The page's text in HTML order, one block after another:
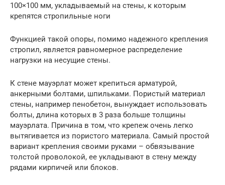
100×100 мм, укладываемый на стены, к которым
крепятся стропильные ноги
Функцией такой опоры, помимо надежного крепления
стропил, является равномерное распределение
нагрузки на несущие стены.
К стене мауэрлат может крепиться арматурой,
анкерными болтами, шпильками. Пористый материал
стены, например пенобетон, вынуждает использовать
болты, длина которых в 3 раза больше толщины
мауэрлата. Причина в том, что крепеж очень легко
вытягивается из пористого материала. Самый простой
вариант крепления своими руками – обвязывание
толстой проволокой, ее укладывают в стену между
рядами кирпичей или блоков.